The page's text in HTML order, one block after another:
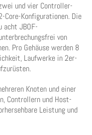
und vier Controller-
Core-Konfigurationen. Die
acht JBOF-
von
Pro Gehäuse werden 8
Laufwerke in 2er-
Knoten und einer
Controllern und Host-
Leistung und